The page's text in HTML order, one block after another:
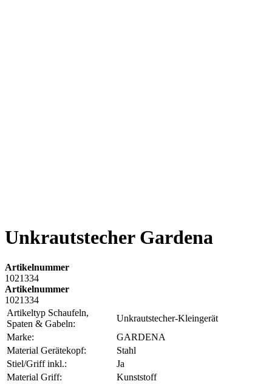
Unkrautstecher Gardena
Artikelnummer
1021334
Artikelnummer
1021334
Artikeltyp Schaufeln,
Spaten & Gabeln:
Unkrautstecher-Kleingerät
Marke:
GARDENA
Material Gerätekopf:
Stahl
Stiel/Griff inkl.:
Ja
Material Griff:
Kunststoff